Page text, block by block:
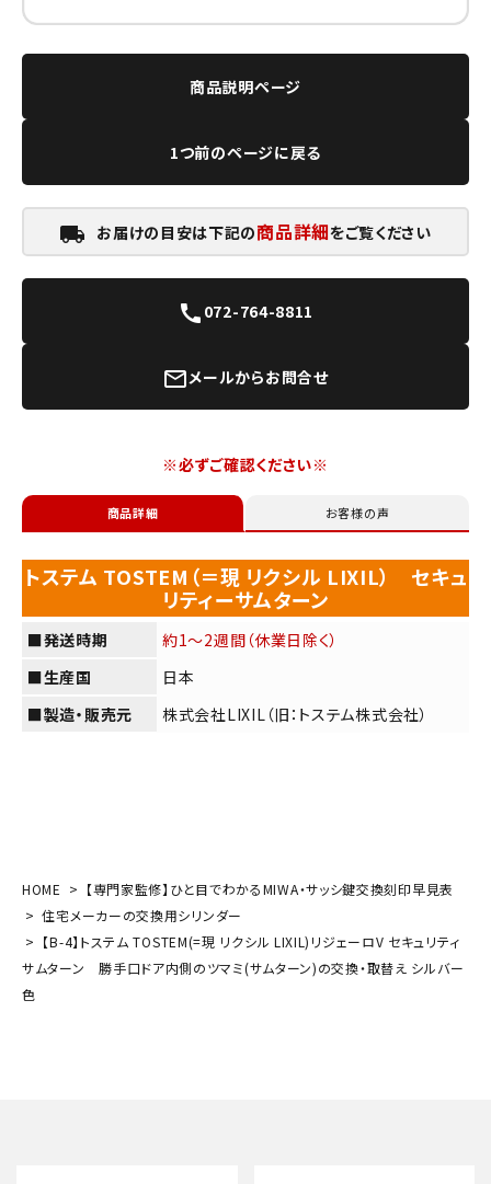
商品説明ページ
1つ前のページに戻る
local_shipping お届けの目安は下記の商品詳細をご覧ください
call 072-764-8811
mail_outlineメールからお問合せ
※必ずご確認ください※
商品詳細 お客様の声
トステム TOSTEM（＝現 リクシル LIXIL） セキュ
リティーサムターン
■発送時期
約1～2週間（休業日除く）
■生産国
日本
■製造・販売元
株式会社LIXIL（旧：トステム株式会社）
HOME
【専門家監修】ひと目でわかるMIWA・サッシ鍵交換刻印早見表
住宅メーカーの交換用シリンダー
【B-4】トステム TOSTEM(=現 リクシル LIXIL)リジェーロV セキュリティ
サムターン 勝手口ドア内側のツマミ(サムターン)の交換・取替え シルバー
色